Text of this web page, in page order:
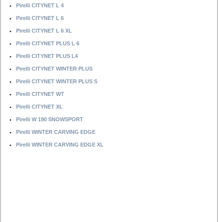
Pirelli CITYNET L 4
Pirelli CITYNET L 6
Pirelli CITYNET L 6 XL
Pirelli CITYNET PLUS L 6
Pirelli CITYNET PLUS L4
Pirelli CITYNET WINTER PLUS
Pirelli CITYNET WINTER PLUS S
Pirelli CITYNET WT
Pirelli CITYNET XL
Pirelli W 190 SNOWSPORT
Pirelli WINTER CARVING EDGE
Pirelli WINTER CARVING EDGE XL